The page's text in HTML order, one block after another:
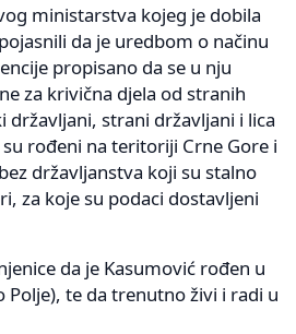
ministarstva kojeg je dobila
da je uredbom o načinu
propisano da se u nju
za krivična djela od stranih
državljani, strani državljani i lica
rođeni na teritoriji Crne Gore i
državljanstva koji su stalno
za koje su podaci dostavljeni
da je Kasumović rođen u
Polje), te da trenutno živi i radi u